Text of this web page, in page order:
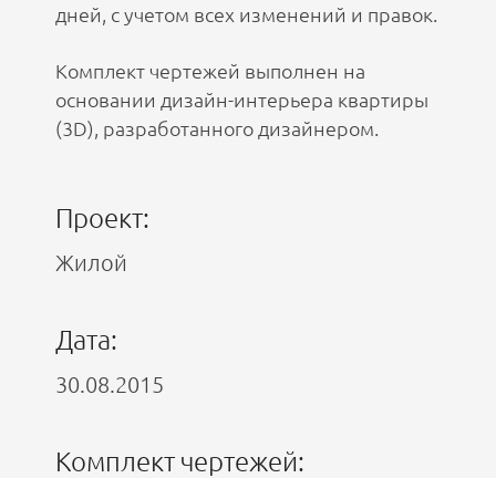
дней, с учетом всех изменений и правок.
Комплект чертежей выполнен на
основании дизайн-интерьера квартиры
(3D), разработанного дизайнером.
Проект:
Жилой
Дата:
30.08.2015
Комплект чертежей: